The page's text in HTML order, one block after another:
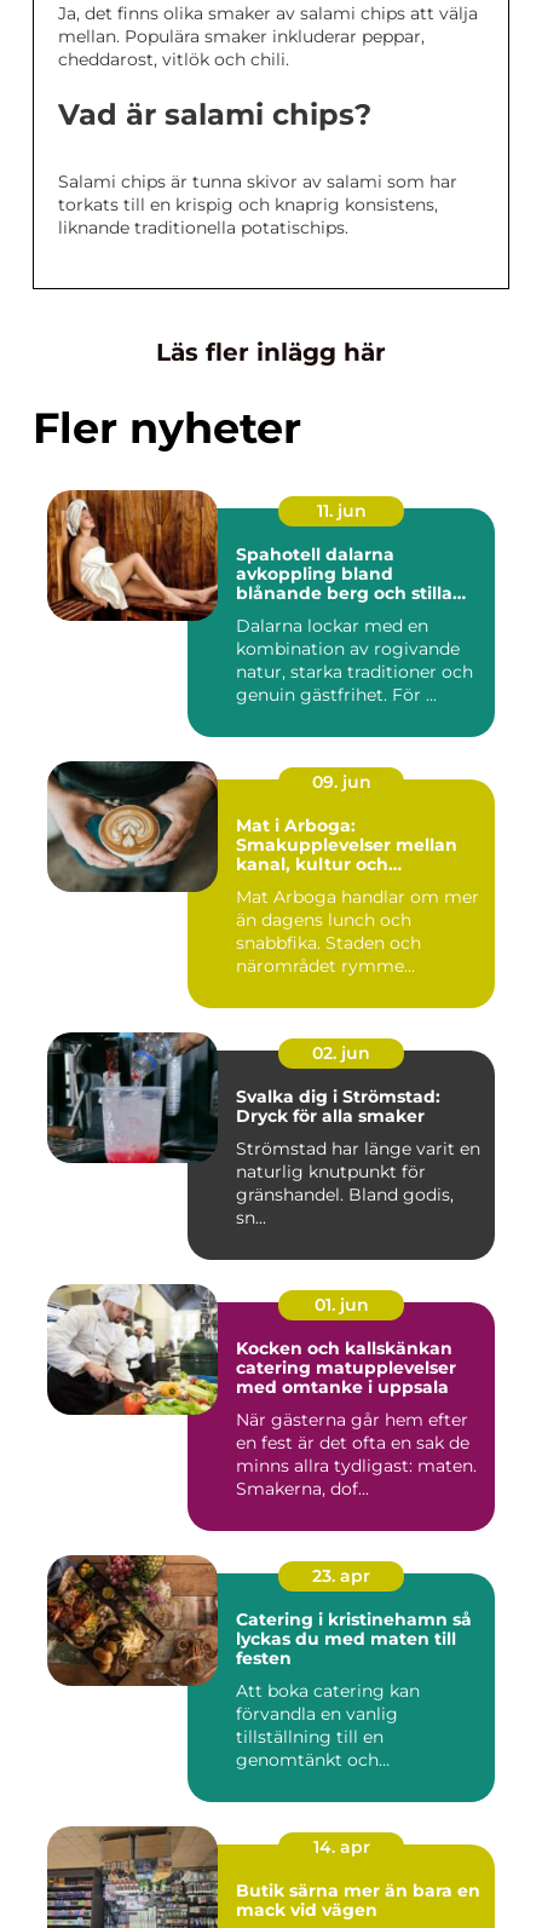
Ja, det finns olika smaker av salami chips att välja
mellan. Populära smaker inkluderar peppar,
cheddarost, vitlök och chili.
Vad är salami chips?
Salami chips är tunna skivor av salami som har
torkats till en krispig och knaprig konsistens,
liknande traditionella potatischips.
Läs fler inlägg här
Fler nyheter
11. jun
Spahotell dalarna
avkoppling bland
blånande berg och stilla
Dalarna lockar med en
kombination av rogivande
natur, starka traditioner och
genuin gästfrihet. För ...
09. jun
Mat i Arboga:
Smakupplevelser mellan
kanal, kultur och
Mat Arboga handlar om mer
än dagens lunch och
snabbfika. Staden och
närområdet rymme...
02. jun
Svalka dig i Strömstad:
Dryck för alla smaker
Strömstad har länge varit en
naturlig knutpunkt för
gränshandel. Bland godis,
sn...
01. jun
Kocken och kallskänkan
catering matupplevelser
med omtanke i uppsala
När gästerna går hem efter
en fest är det ofta en sak de
minns allra tydligast: maten.
Smakerna, dof...
23. apr
Catering i kristinehamn så
lyckas du med maten till
festen
Att boka catering kan
förvandla en vanlig
tillställning till en
genomtänkt och
14. apr
Butik särna mer än bara en
mack vid vägen